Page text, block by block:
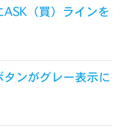
（買）ラインを
ンがグレー表示に